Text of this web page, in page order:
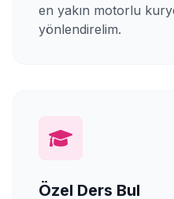
en yakın motorlu
yönlendirelim.
Özel Ders Bul